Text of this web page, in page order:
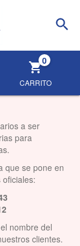
CARRITO
0
a ser
para
que se pone en
nombre del
clientes.